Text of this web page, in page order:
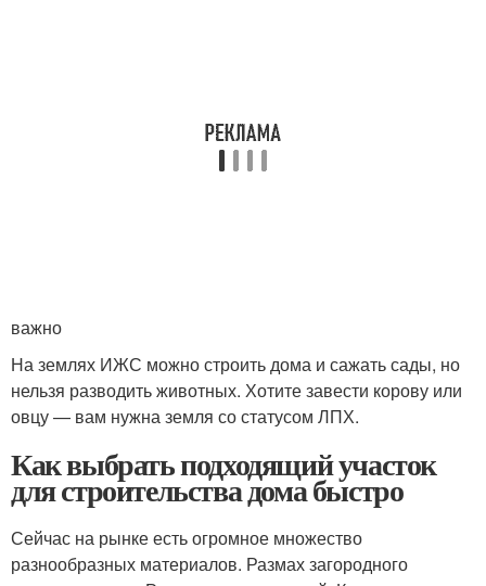
важно
На землях ИЖС можно строить дома и сажать сады, но
нельзя разводить животных. Хотите завести корову или
овцу — вам нужна земля со статусом ЛПХ.
Как выбрать подходящий участок
для строительства дома быстро
Сейчас на рынке есть огромное множество
разнообразных материалов. Размах загородного